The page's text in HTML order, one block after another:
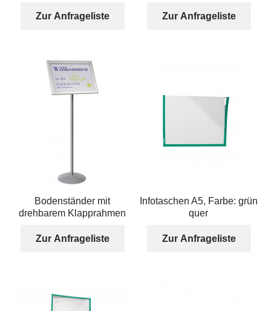
Zur Anfrageliste Zur Anfrageliste
Bodenständer mit
drehbarem Klapprahmen
Zur Anfrageliste
Infotaschen A5, Farbe: grün
quer
Zur Anfrageliste